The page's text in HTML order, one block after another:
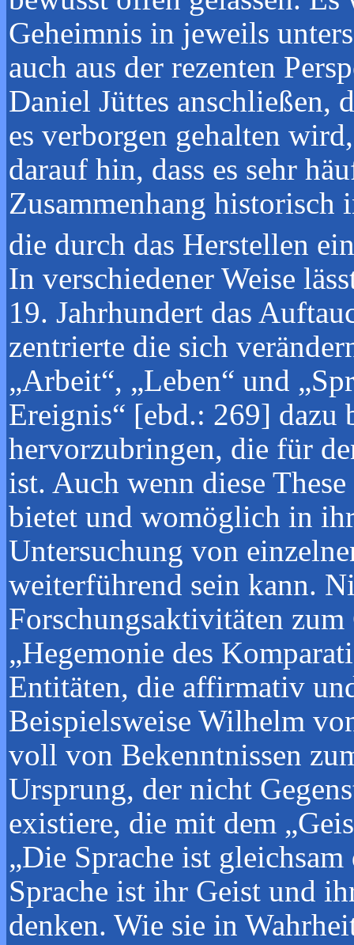
Geheimnis in jeweils
auch aus der rezenten
Daniel Jüttes anschließen,
es verborgen gehalten
darauf hin, dass es sehr
Zusammenhang historisch
die durch das Herstellen
In verschiedener Weise
19. Jahrhundert das
zentrierte die sich
„Arbeit“, „Leben“ und
Ereignis“ [ebd.: 269] dazu
hervorzubringen, die für
ist. Auch wenn diese
bietet und womöglich in
Untersuchung von
weiterführend sein kann.
Forschungsaktivitäten
„Hegemonie des
Entitäten, die affirmativ
Beispielsweise Wilhelm
voll von Bekenntnissen
Ursprung, der nicht
existiere, die mit dem
„Die Sprache ist
Sprache ist ihr Geist und
denken. Wie sie in